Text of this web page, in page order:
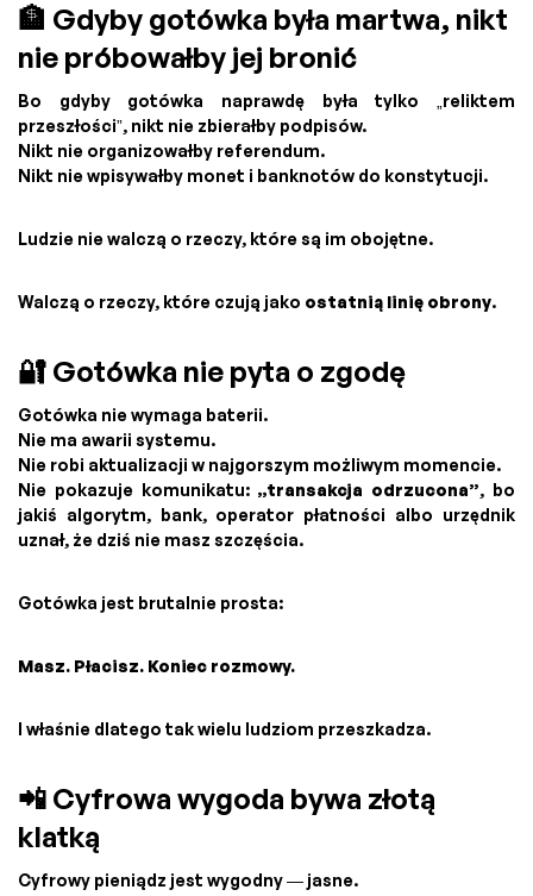
🏦 Gdyby gotówka była martwa, nikt
nie próbowałby jej bronić
Bo gdyby gotówka naprawdę była tylko „reliktem
przeszłości”, nikt nie zbierałby podpisów.
Nikt nie organizowałby referendum.
Nikt nie wpisywałby monet i banknotów do konstytucji.
Ludzie nie walczą o rzeczy, które są im obojętne.
Walczą o rzeczy, które czują jako ostatnią linię obrony.
🔐 Gotówka nie pyta o zgodę
Gotówka nie wymaga baterii.
Nie ma awarii systemu.
Nie robi aktualizacji w najgorszym możliwym momencie.
Nie pokazuje komunikatu: „transakcja odrzucona”, bo
jakiś algorytm, bank, operator płatności albo urzędnik
uznał, że dziś nie masz szczęścia.
Gotówka jest brutalnie prosta:
Masz. Płacisz. Koniec rozmowy.
I właśnie dlatego tak wielu ludziom przeszkadza.
📲 Cyfrowa wygoda bywa złotą
klatką
Cyfrowy pieniądz jest wygodny — jasne.